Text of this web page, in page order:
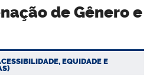
EQUIDADE E